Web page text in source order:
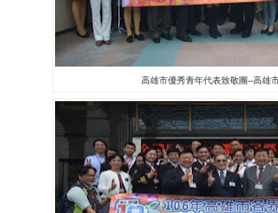
高雄市優秀青年代表致敬團--高雄